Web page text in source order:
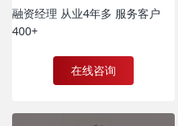
融资经理 从业4年多 服务客户
400+
在线咨询